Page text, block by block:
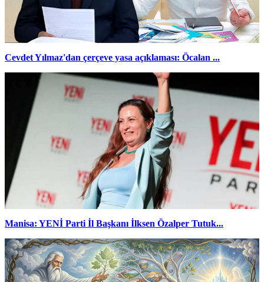
Cevdet Yılmaz'dan çerçeve yasa açıklaması: Öcalan ...
Manisa: YENİ Parti İl Başkanı İlksen Özalper Tutuk...